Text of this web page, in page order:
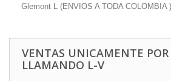
Glemont L (ENVIOS A TODA COLOMBIA
VENTAS UNICAMENTE
LLAMANDO L-V